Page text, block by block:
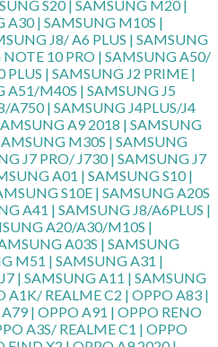
S20 | SAMSUNG M20 |
A30 | SAMSUNG M10S |
J8/ A6 PLUS | SAMSUNG
10 PRO | SAMSUNG A50/
PLUS | SAMSUNG J2 PRIME |
A51/M40S | SAMSUNG J5
A750 | SAMSUNG J4PLUS/J4
A9 2018 | SAMSUNG
M30S | SAMSUNG
J7 PRO/ J730 | SAMSUNG J7
A01 | SAMSUNG S10 |
S10E | SAMSUNG A20S
A41 | SAMSUNG J8/A6PLUS |
A20/A30/M10S |
A03S | SAMSUNG
M51 | SAMSUNG A31 |
| SAMSUNG A11 | SAMSUNG
A1K/ REALME C2 | OPPO A83 |
| OPPO A91 | OPPO RENO
A3S/ REALME C1 | OPPO